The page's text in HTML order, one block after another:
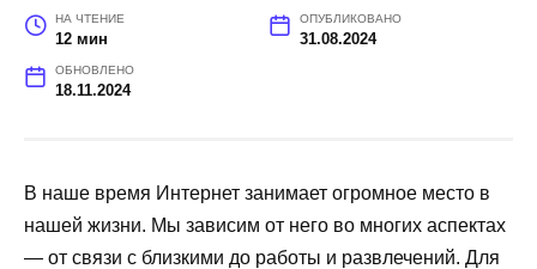
НА ЧТЕНИЕ
12 мин
ОПУБЛИКОВАНО
31.08.2024
ОБНОВЛЕНО
18.11.2024
В наше время Интернет занимает огромное место в
нашей жизни. Мы зависим от него во многих аспектах
— от связи с близкими до работы и развлечений. Для